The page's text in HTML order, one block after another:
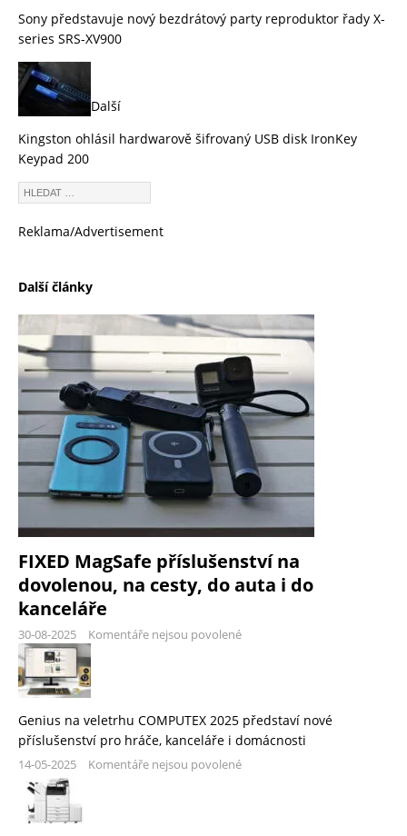
Sony představuje nový bezdrátový party reproduktor řady X-
series SRS-XV900
Další
Kingston ohlásil hardwarově šifrovaný USB disk IronKey
Keypad 200
Reklama/Advertisement
Další články
FIXED MagSafe příslušenství na
dovolenou, na cesty, do auta i do
kanceláře
30-08-2025 Komentáře nejsou povolené
Genius na veletrhu COMPUTEX 2025 představí nové
příslušenství pro hráče, kanceláře i domácnosti
14-05-2025 Komentáře nejsou povolené